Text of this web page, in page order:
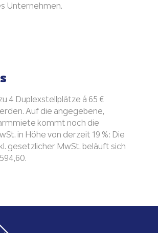
Unternehmen.
4 Duplexstellplätze á 65 €
Auf die angegebene,
kommt noch die
in Höhe von derzeit 19 %: Die
gesetzlicher MwSt. beläuft sich